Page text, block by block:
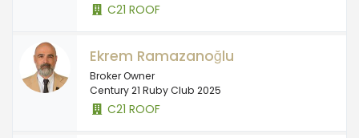
C21 ROOF
Ekrem Ramazanoğlu
Broker Owner
Century 21 Ruby Club 2025
C21 ROOF